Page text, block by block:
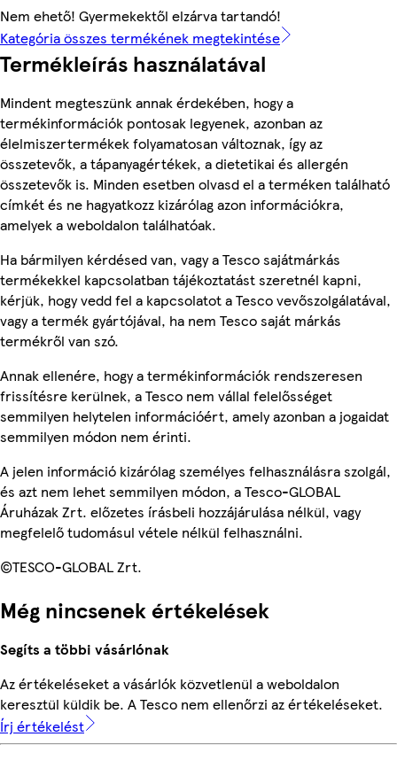
Nem ehető! Gyermekektől elzárva tartandó!
Kategória összes termékének megtekintése
Termékleírás használatával
Mindent megteszünk annak érdekében, hogy a
termékinformációk pontosak legyenek, azonban az
élelmiszertermékek folyamatosan változnak, így az
összetevők, a tápanyagértékek, a dietetikai és allergén
összetevők is. Minden esetben olvasd el a terméken található
címkét és ne hagyatkozz kizárólag azon információkra,
amelyek a weboldalon találhatóak.
Ha bármilyen kérdésed van, vagy a Tesco sajátmárkás
termékekkel kapcsolatban tájékoztatást szeretnél kapni,
kérjük, hogy vedd fel a kapcsolatot a Tesco vevőszolgálatával,
vagy a termék gyártójával, ha nem Tesco saját márkás
termékről van szó.
Annak ellenére, hogy a termékinformációk rendszeresen
frissítésre kerülnek, a Tesco nem vállal felelősséget
semmilyen helytelen információért, amely azonban a jogaidat
semmilyen módon nem érinti.
A jelen információ kizárólag személyes felhasználásra szolgál,
és azt nem lehet semmilyen módon, a Tesco-GLOBAL
Áruházak Zrt. előzetes írásbeli hozzájárulása nélkül, vagy
megfelelő tudomásul vétele nélkül felhasználni.
©TESCO-GLOBAL Zrt.
Még nincsenek értékelések
Segíts a többi vásárlónak
Az értékeléseket a vásárlók közvetlenül a weboldalon
keresztül küldik be. A Tesco nem ellenőrzi az értékeléseket.
Írj értékelést